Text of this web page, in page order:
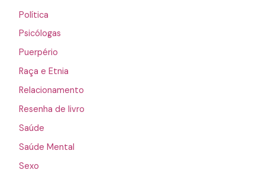
Política
Psicólogas
Puerpério
Raça e Etnia
Relacionamento
Resenha de livro
Saúde
Saúde Mental
Sexo